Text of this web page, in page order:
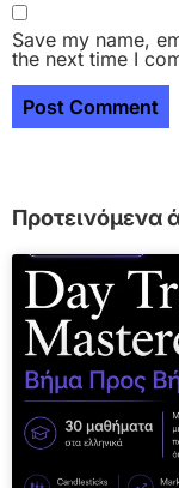
Save my name,
the next time I
Προτεινόμενα